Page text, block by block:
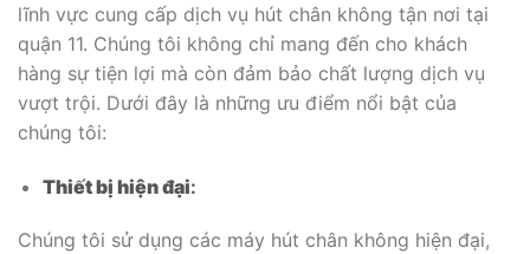
lĩnh vực cung cấp dịch vụ hút chân không tận nơi tại
quận 11. Chúng tôi không chỉ mang đến cho khách
hàng sự tiện lợi mà còn đảm bảo chất lượng dịch vụ
vượt trội. Dưới đây là những ưu điểm nổi bật của
chúng tôi:
Thiết bị hiện đại:
Chúng tôi sử dụng các máy hút chân không hiện đại,